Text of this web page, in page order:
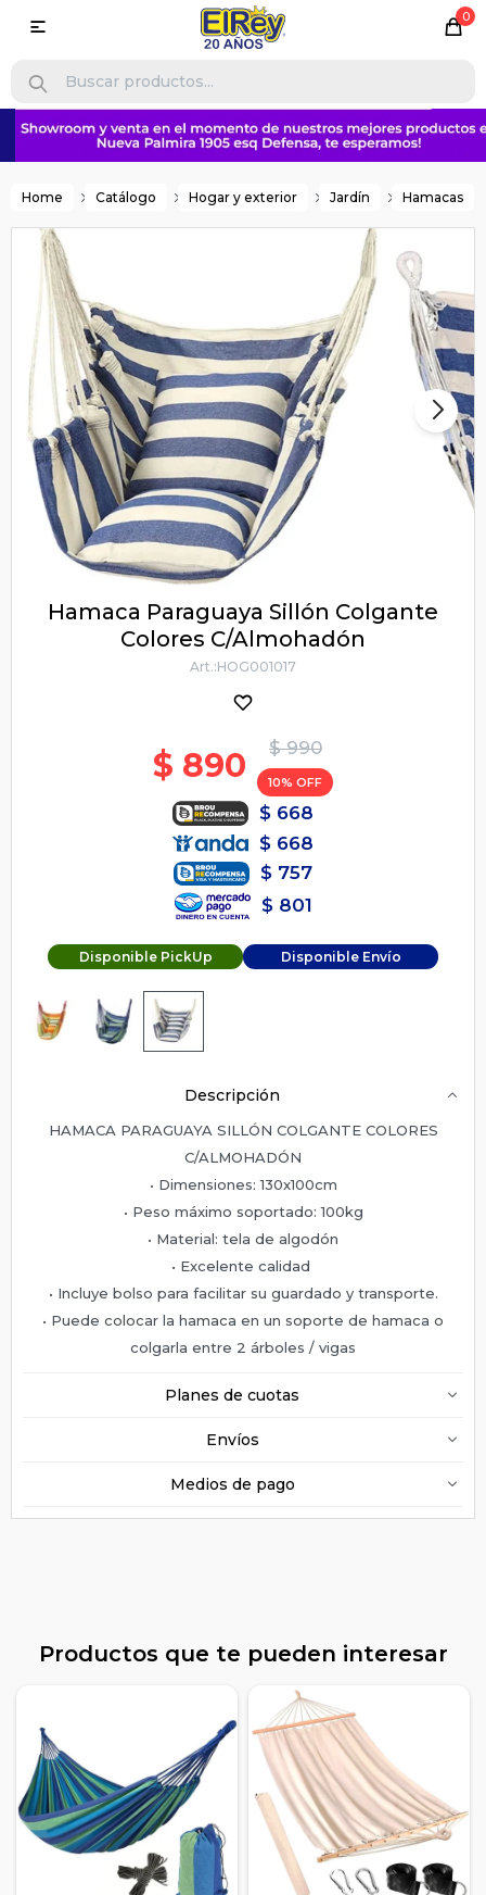
0

Home Catálogo Hogar y exterior Jardín Hamacas
Hamaca Paraguaya Sillón Colgante
Colores C/Almohadón
HOG001017
$ 990
$ 890 10
$ 668
$ 668
$ 757
$ 801
Disponible PickUp Disponible Envío
Descripción
HAMACA PARAGUAYA SILLÓN COLGANTE COLORES
C/ALMOHADÓN
• Dimensiones: 130x100cm
• Peso máximo soportado: 100kg
• Material: tela de algodón
• Excelente calidad
• Incluye bolso para facilitar su guardado y transporte.
• Puede colocar la hamaca en un soporte de hamaca o
colgarla entre 2 árboles / vigas
Planes de cuotas
Envíos
Medios de pago
Productos que te pueden interesar